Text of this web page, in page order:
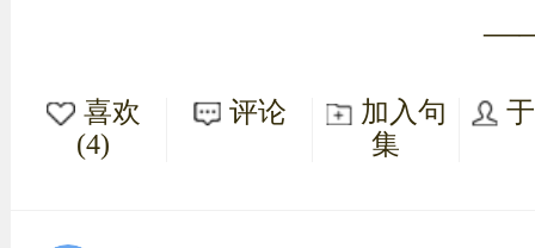
喜欢
(4)
评论
加入句
集